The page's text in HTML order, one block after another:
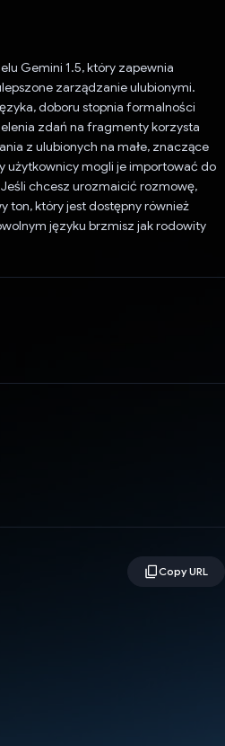
Gemini 1.5, który zapewnia
zarządzanie ulubionymi.
doboru stopnia formalności
zdań na fragmenty korzysta
z ulubionych na małe, znaczące
użytkownicy mogli je importować do
chcesz urozmaicić rozmowę,
ton, który jest dostępny również
języku brzmisz jak rodowity